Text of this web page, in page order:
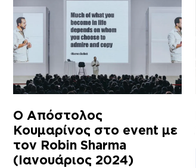
Ο Απόστολος
Κουμαρίνος στο event με
τον Robin Sharma
(Ιανουάριος 2024)